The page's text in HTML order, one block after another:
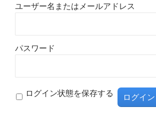
ユーザー名またはメールアドレス
パスワード
ログイン状態を保存する